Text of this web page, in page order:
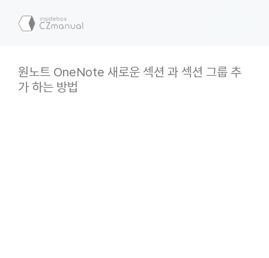
원노트 OneNote 새로운 섹션 과 섹션 그룹 추
가 하는 방법